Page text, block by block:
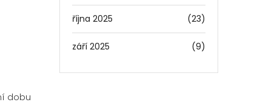
dobu
října 2025 (23)
září 2025 (9)